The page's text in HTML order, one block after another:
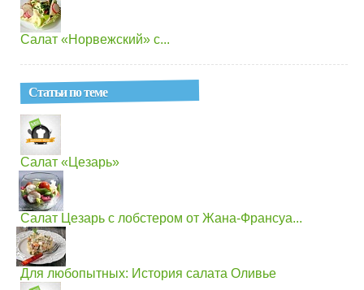
Салат «Норвежский» с...
Статьи по теме
Салат «Цезарь»
Салат Цезарь с лобстером от Жана-Франсуа...
Для любопытных: История салата Оливье